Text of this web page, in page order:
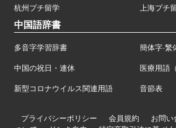
杭州プチ留学 上海プチ
中国語辞書
多音字学習辞書 簡体字·繁
中国の祝日・連休 医療用語
新型コロナウイルス関連用語 音節表
プライバシーポリシー 会員規約 お問い